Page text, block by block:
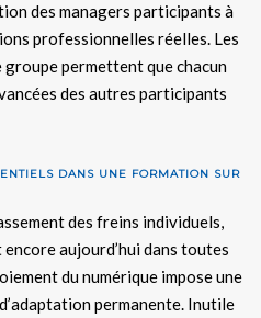
des managers participants à
professionnelles réelles. Les
groupe permettent que chacun
des autres participants
DANS UNE FORMATION SUR
des freins individuels,
aujourd’hui dans toutes
du numérique impose une
permanente. Inutile